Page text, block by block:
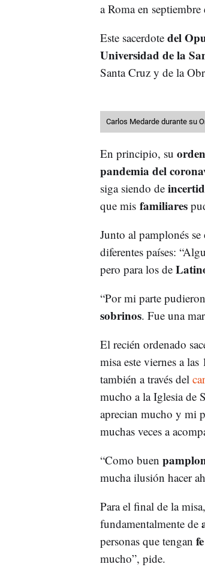
a Roma en
Este sacerdote del
Universidad de la
Santa Cruz y de la
Carlos Medarde durante su
En principio, su
pandemia del
siga siendo de
que mis familiares
Junto al pamplonés
diferentes países:
pero para los de
“Por mi parte
sobrinos. Fue una
El recién ordenado
misa este viernes a
también a través del
mucho a la Iglesia de
aprecian mucho y mi
muchas veces a
“Como buen
mucha ilusión hacer
Para el final de la
fundamentalmente de
personas que tengan fe
mucho”, pide.